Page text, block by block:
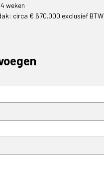
weken
circa € 670.000 exclusief BTW